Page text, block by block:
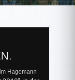
Hagemann